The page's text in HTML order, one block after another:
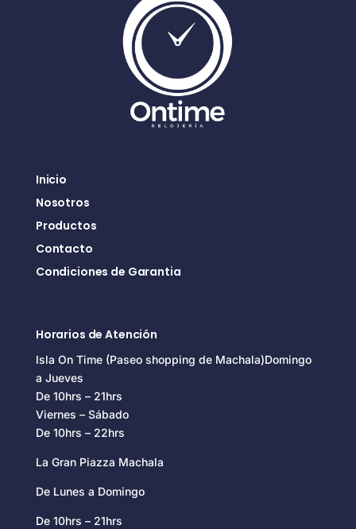
Inicio
Nosotros
Productos
Contacto
Condiciones de Garantia
Horarios de Atención
Isla On Time (Paseo shopping de Machala)Domingo
a Jueves
De 10hrs – 21hrs
Viernes – Sábado
De 10hrs – 22hrs
La Gran Piazza Machala
De Lunes a Domingo
De 10hrs – 21hrs